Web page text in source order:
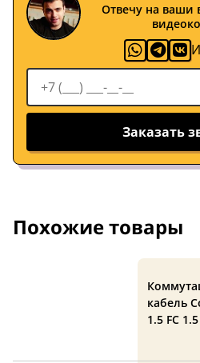
Отвечу на ваши
Заказать
Похожие товары
кабель
1.5 FC